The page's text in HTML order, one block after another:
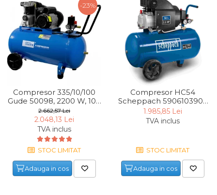
-23%
Compresor 335/10/100
Gude 50098, 2200 W, 100
L, 10 bari
2.662,57 Lei
2.048,13 Lei
TVA inclus
STOC LIMITAT
Adauga in cos
Compresor HC54
Scheppach 5906103901,
1500 W, 50 L, 8 bari
1.985,85 Lei
TVA inclus
STOC LIMITAT
Adauga in cos